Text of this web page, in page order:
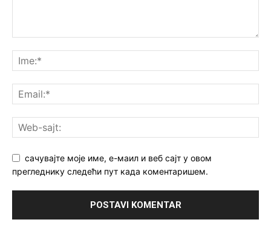
сачувајте моје име, е-маил и веб сајт у овом
прегледнику следећи пут када коментаришем.